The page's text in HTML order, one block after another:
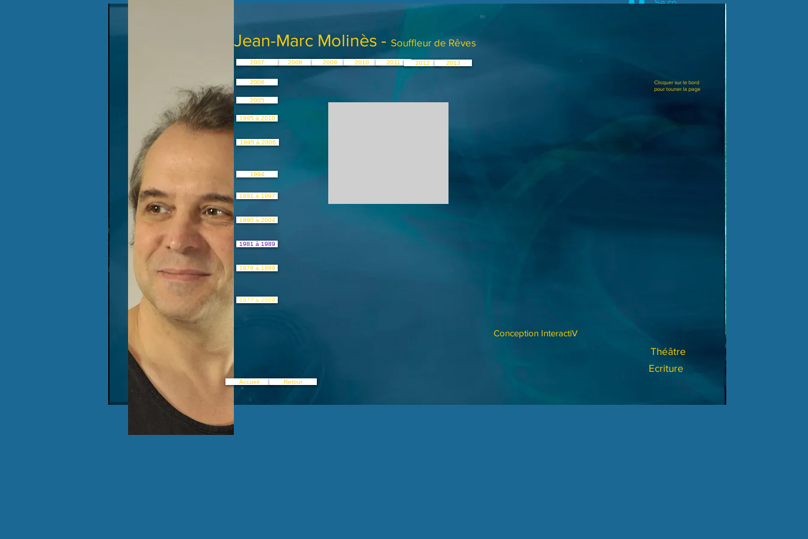
Se connecter
Jean-Marc Molinès - Souffleur de Rêves
Accueil
Clicquer sur le bord
pour touner la page
2008
2007 2009
Retour
Conception InteractiV
Ecriture
Théâtre
2010 2011
2006
2005
1981 à 1989
1995 à 2010
1994
1991 à 1997
1990 à 2004
1978 à 1989
1977 à 2009
1995 à 2006
2012 2013